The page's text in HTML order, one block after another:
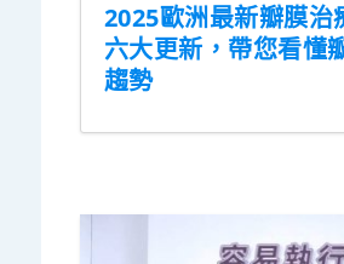
2025歐洲最新瓣膜治
六大更新，帶您看懂
趨勢